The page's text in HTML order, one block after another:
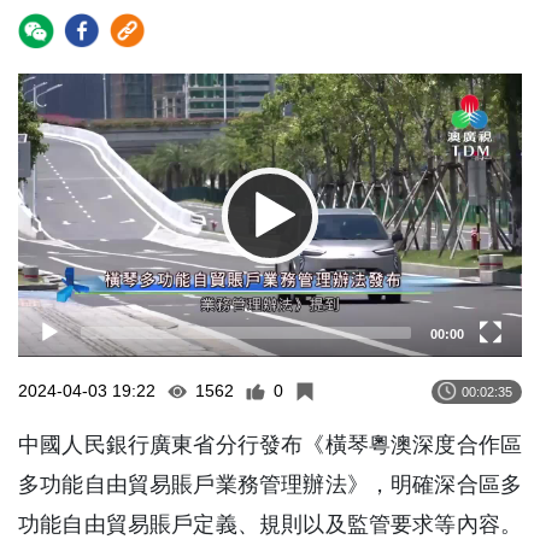
Video
Player
00:00
2024-04-03 19:22 1562 0 00:02:35
中國人民銀行廣東省分行發布《橫琴粵澳深度合作區
多功能自由貿易賬戶業務管理辦法》，明確深合區多
功能自由貿易賬戶定義、規則以及監管要求等內容。